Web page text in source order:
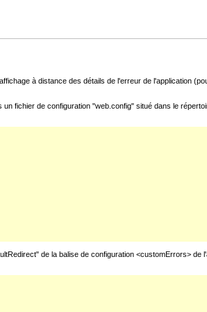
à distance des détails de l'erreur de l'application
fichier de configuration "web.config" situé dans le
de la balise de configuration <customErrors> de